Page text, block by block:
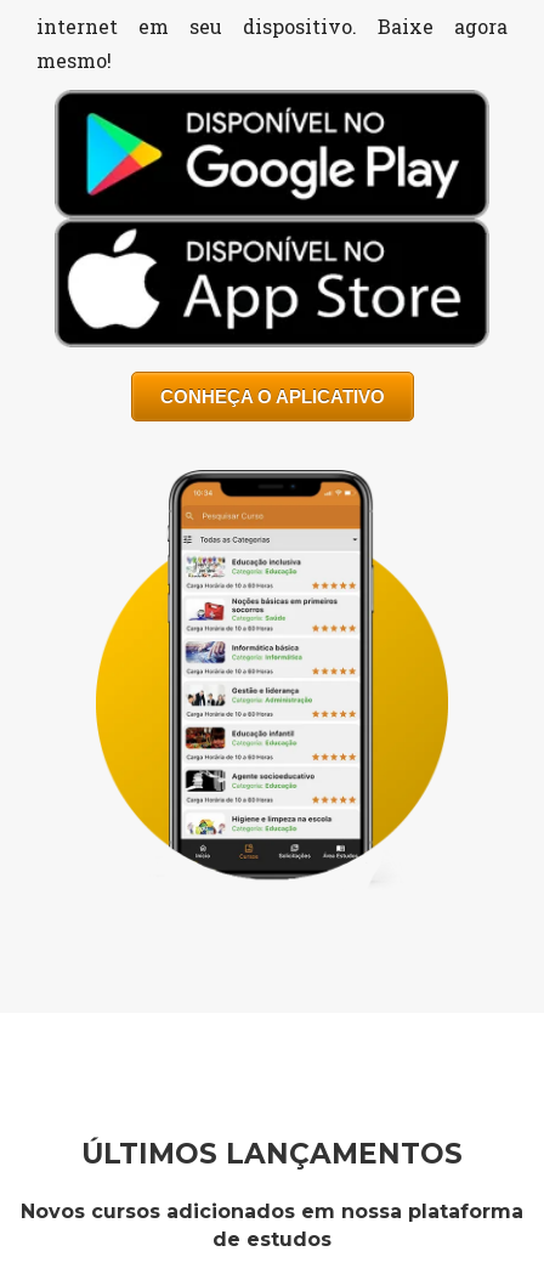
internet em seu dispositivo. Baixe agora
mesmo!
CONHEÇA O APLICATIVO
ÚLTIMOS LANÇAMENTOS
Novos cursos adicionados em nossa plataforma
de estudos